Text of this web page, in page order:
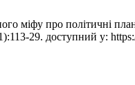
міфу про політичні
29. доступний у: